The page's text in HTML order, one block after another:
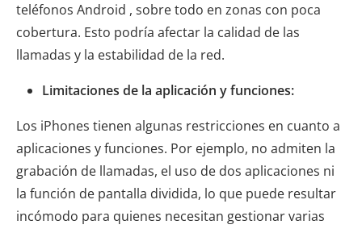
teléfonos Android , sobre todo en zonas con poca
cobertura. Esto podría afectar la calidad de las
llamadas y la estabilidad de la red.
Limitaciones de la aplicación y funciones:
Los iPhones tienen algunas restricciones en cuanto a
aplicaciones y funciones. Por ejemplo, no admiten la
grabación de llamadas, el uso de dos aplicaciones ni
la función de pantalla dividida, lo que puede resultar
incómodo para quienes necesitan gestionar varias